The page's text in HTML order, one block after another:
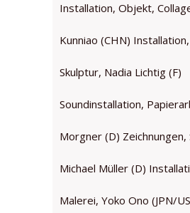
Installation, Objekt,
Kunniao (CHN)
Skulptur, Nadia Lichtig (F)
Soundinstallation,
Morgner (D) Zeichnungen,
Michael Müller (D)
Malerei, Yoko Ono (JPN/